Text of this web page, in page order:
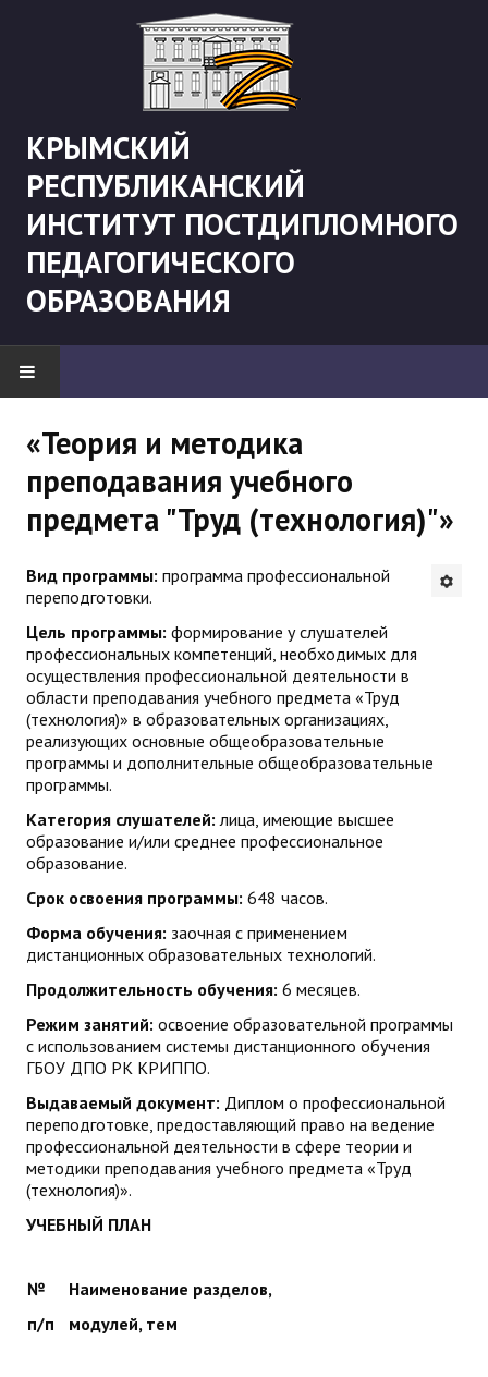
КРЫМСКИЙ
РЕСПУБЛИКАНСКИЙ
ИНСТИТУТ ПОСТДИПЛОМНОГО
ПЕДАГОГИЧЕСКОГО
ОБРАЗОВАНИЯ
"Боевая" русистика
Будни института
АНОНСЫ
ИНСТИТУТ
Противодействие коррупции
В ПОМОЩЬ УЧИТЕЛЮ
Организация УВП
ГИА
Карта ГИА РК
Советуем прочитать
Готовимся к новому учебному году 2026-2027
ДПО
Профессиональная переподготовка
Повышение квалификации
КОНТАКТЫ
«Теория и методика
преподавания учебного
предмета "Труд (технология)"»
Вид программы: программа профессиональной
переподготовки.
Цель программы: формирование у слушателей
профессиональных компетенций, необходимых для
осуществления профессиональной деятельности в
области преподавания учебного предмета «Труд
(технология)» в образовательных организациях,
реализующих основные общеобразовательные
программы и дополнительные общеобразовательные
программы.
Категория слушателей:лица, имеющие высшее
образование и/или среднее профессиональное
образование.
Срок освоения программы: 648 часов.
Форма обучения: заочная с применением
дистанционных образовательных технологий.
Продолжительность обучения: 6 месяцев.
Режим занятий: освоение образовательной программы
с использованием системы дистанционного обучения
ГБОУ ДПО РК КРИППО.
Выдаваемый документ: Диплом о профессиональной
переподготовке, предоставляющий право на ведение
профессиональной деятельности в сфере теории и
методики преподавания учебного предмета «Труд
(технология)».
УЧЕБНЫЙ ПЛАН
№
п/п
Наименование разделов,
модулей, тем